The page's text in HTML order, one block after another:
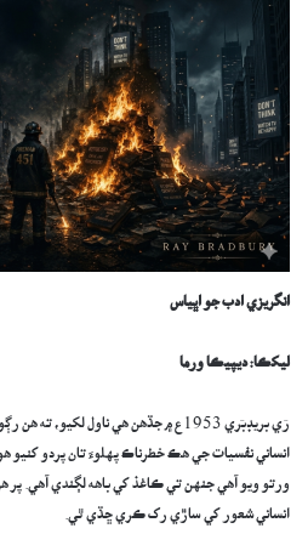
انگريزي ادب جو اڀياس
ليکڪا: ديپيڪا ورما
​رَي بريڊبَري 1953ع ۾ جڏهن هي ناول
ورتو ويو آهي جنهن تي ڪاغذ کي باهه لڳندي آهي. پر
انساني شعور کي ساڙي رک ڪري ڇڏي ٿي.